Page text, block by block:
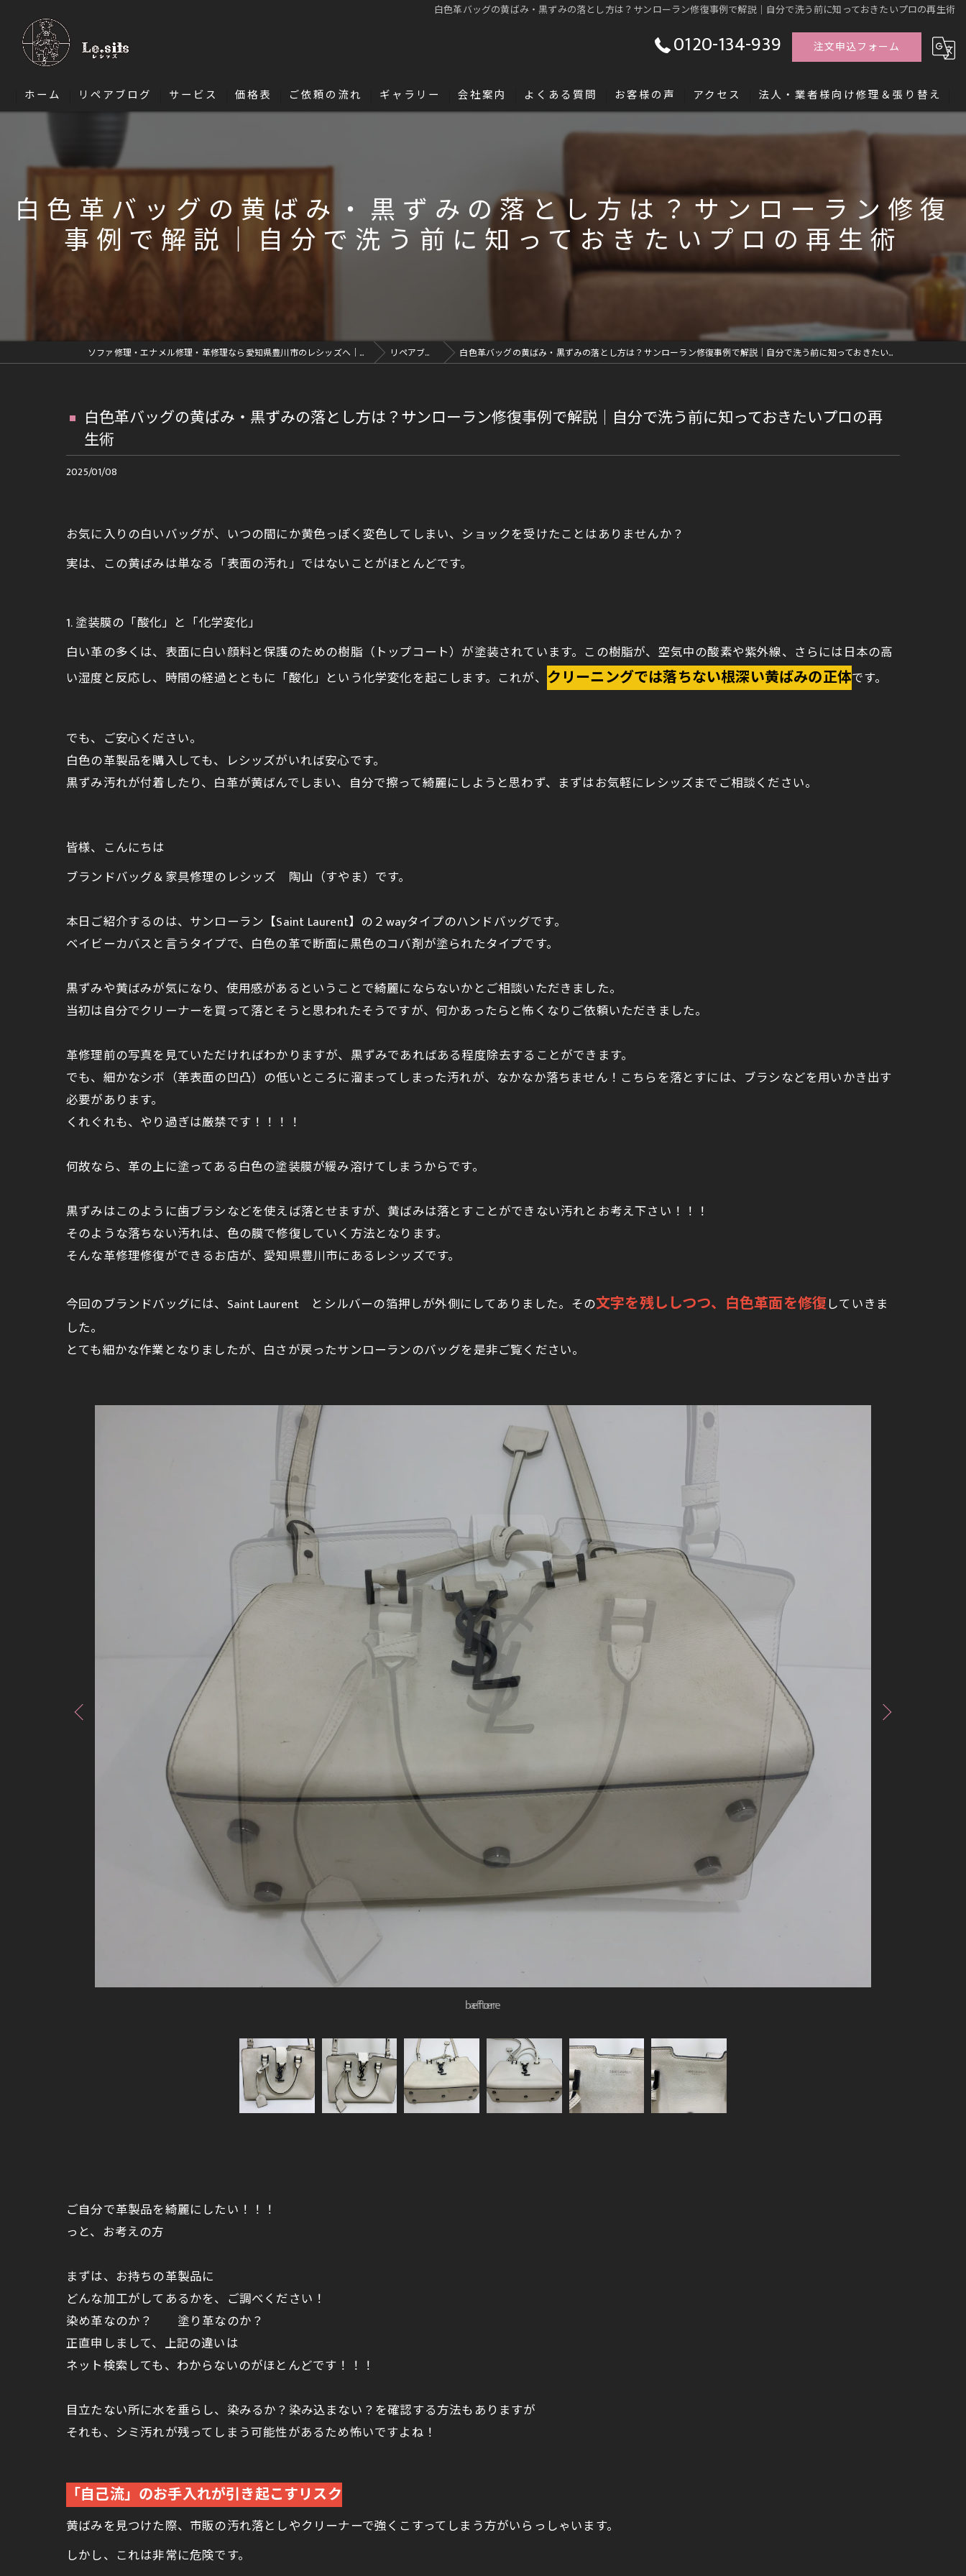
白色革バッグの黄ばみ・黒ずみの落とし方は？サンローラン修復事例で解説｜自分で洗う前に知っておきたいプロの再生術
0120-134-939 注文申込フォーム
ホーム リペアブログ サービス
椅子・ダイニングチェア修理
エナメル修理
バッグ修理
革ジャン修理
車内装部品修理
価格表 ご依頼の流れ ギャラリー 会社案内
名古屋・浜松で革修理の独立・開業を目指す「レシッズ職人独立塾」
よくある質問
革の豆知識
お客様の声 アクセス 法人・業者様向け修理＆張り替え
白色革バッグの黄ばみ・黒ずみの落とし方は？サンローラン修復
事例で解説｜自分で洗う前に知っておきたいプロの再生術
ソファ修理・エナメル修理・革修理なら愛知県豊川市のレシッズへ｜全国対応 リペアブログ 白色革バッグの黄ばみ・黒ずみの落とし方は？サンローラン修復事例で解説｜自分で洗う前に知っておきたいプロの再生術
白色革バッグの黄ばみ・黒ずみの落とし方は？サンローラン修復事例で解説｜自分で洗う前に知っておきたいプロの再
生術
2025/01/08
お気に入りの白いバッグが、いつの間にか黄色っぽく変色してしまい、ショックを受けたことはありませんか？
実は、この黄ばみは単なる「表面の汚れ」ではないことがほとんどです。
1. 塗装膜の「酸化」と「化学変化」
白い革の多くは、表面に白い顔料と保護のための樹脂（トップコート）が塗装されています。この樹脂が、空気中の酸素や紫外線、さらには日本の高
い湿度と反応し、時間の経過とともに「酸化」という化学変化を起こします。これが、 クリーニングでは落ちない根深い黄ばみの正体です。
でも、ご安心ください。
白色の革製品を購入しても、レシッズがいれば安心です。
黒ずみ汚れが付着したり、白革が黄ばんでしまい、自分で擦って綺麗にしようと思わず、まずはお気軽にレシッズまでご相談ください。
皆様、こんにちは
ブランドバッグ＆家具修理のレシッズ 陶山（すやま）です。
本日ご紹介するのは、サンローラン【Saint Laurent】の２wayタイプのハンドバッグです。
ベイビーカバスと言うタイプで、白色の革で断面に黒色のコバ剤が塗られたタイプです。
黒ずみや黄ばみが気になり、使用感があるということで綺麗にならないかとご相談いただきました。
当初は自分でクリーナーを買って落とそうと思われたそうですが、何かあったらと怖くなりご依頼いただきました。
革修理前の写真を見ていただければわかりますが、黒ずみであればある程度除去することができます。
でも、細かなシボ（革表面の凹凸）の低いところに溜まってしまった汚れが、なかなか落ちません！こちらを落とすには、ブラシなどを用いかき出す
必要があります。
くれぐれも、やり過ぎは厳禁です！！！！
何故なら、革の上に塗ってある白色の塗装膜が緩み溶けてしまうからです。
黒ずみはこのように歯ブラシなどを使えば落とせますが、黄ばみは落とすことができない汚れとお考え下さい！！！
そのような落ちない汚れは、色の膜で修復していく方法となります。
そんな革修理修復ができるお店が、愛知県豊川市にあるレシッズです。
今回のブランドバッグには、Saint Laurent とシルバーの箔押しが外側にしてありました。その文字を残ししつつ、白色革面を修復していきま
した。
とても細かな作業となりましたが、白さが戻ったサンローランのバッグを是非ご覧ください。
before
ご自分で革製品を綺麗にしたい！！！
っと、お考えの方
まずは、お持ちの革製品に
どんな加工がしてあるかを、ご調べください！
染め革なのか？ 塗り革なのか？
正直申しまして、上記の違いは
ネット検索しても、わからないのがほとんどです！！！
目立たない所に水を垂らし、染みるか？染み込まない？を確認する方法もありますが
それも、シミ汚れが残ってしまう可能性があるため怖いですよね！
「自己流」のお手入れが引き起こすリスク
黄ばみを見つけた際、市販の汚れ落としやクリーナーで強くこすってしまう方がいらっしゃいます。
しかし、これは非常に危険です。